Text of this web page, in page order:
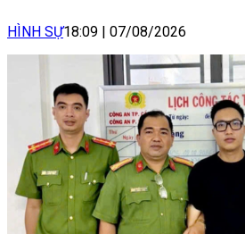
HÌNH SỰ18:09 | 07/08/2026